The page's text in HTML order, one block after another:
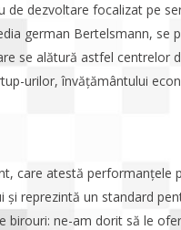
dezvoltare focalizat pe
german Bertelsmann, se
se alătură astfel centrelor
urilor, învățământului
care atestă performanțele
reprezintă un standard
ne-am dorit să le